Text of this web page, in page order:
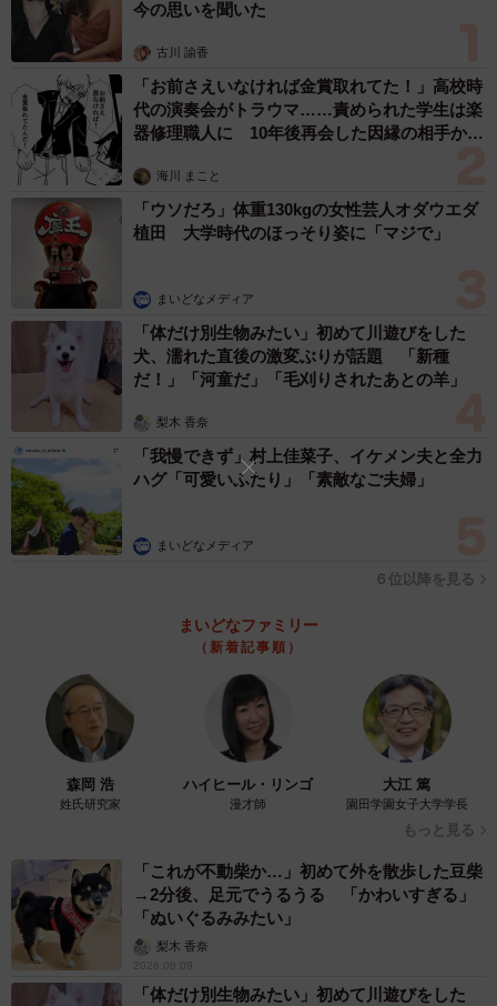
響があるのかな…？ソトイワシは美味しくない魚で有名で
すが」とも話した。
X上ではこの投稿に対して、「水温が関係しているんですか
ねぇ」「（北海道の）稚内でもダツやシマフグ見る時代で
すからね」「南国のお魚が…地球の環境は少しずつ動いて
いますね」「これからどうなっていくんでしょう」などの
コメントが並んだ。
今の思いを聞いた
古川 諭香
「お前さえいなければ金賞取れてた！」高校時
代の演奏会がトラウマ……責められた学生は楽
器修理職人に 10年後再会した因縁の相手から
海川 まこと
「ウソだろ」体重130kgの女性芸人オダウエダ
植田 大学時代のほっそり姿に「マジで」
まいどなメディア
「体だけ別生物みたい」初めて川遊びをした
犬、濡れた直後の激変ぶりが話題 「新種
だ！」「河童だ」「毛刈りされたあとの羊」
梨木 香奈
「我慢できず」村上佳菜子、イケメン夫と全力
ハグ「可愛いふたり」「素敵なご夫婦」
まいどなメディア
６位以降を見る
まいどなファミリー
（新着記事順）
森岡 浩
姓氏研究家
ハイヒール・リンゴ
漫才師
大江 篤
園田学園女子大学学長
もっと見る
「これが不動柴か…」初めて外を散歩した豆柴
→2分後、足元でうるうる 「かわいすぎる」
「ぬいぐるみみたい」
梨木 香奈
2026.08.09
「体だけ別生物みたい」初めて川遊びをした